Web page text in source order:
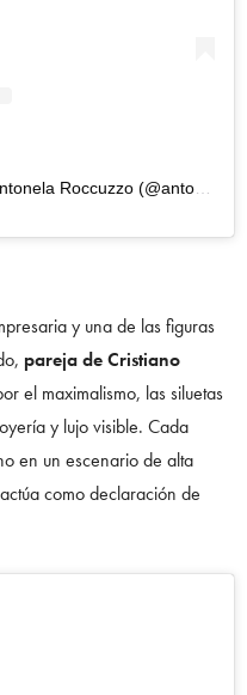
Una publicación compartida por Antonela Roccuzzo (@antonelaroccuzzo)
y una de las figuras
pareja de Cristiano
el maximalismo, las siluetas
y lujo visible. Cada
en un escenario de alta
como declaración de